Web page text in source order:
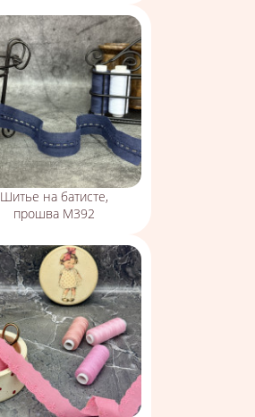
Шитье на батисте,
прошва М392